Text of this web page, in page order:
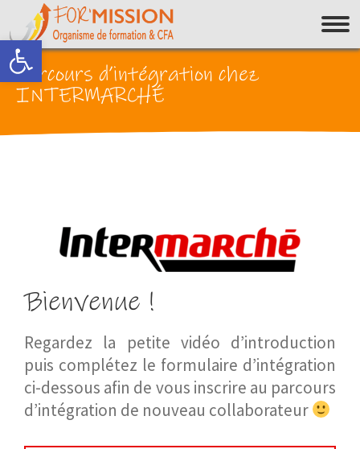
Ouvrir la barre d’outils
Parcours d’intégration chez
INTERMARCHÉ
Bienvenue !
Regardez la petite vidéo d’introduction
puis complétez le formulaire d’intégration
ci-dessous afin de vous inscrire au parcours
d’intégration de nouveau collaborateur